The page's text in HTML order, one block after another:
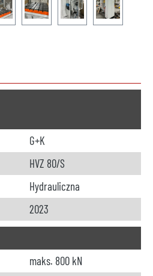
G+K
HVZ 80/S
Hydrauliczna
2023
maks. 800 kN